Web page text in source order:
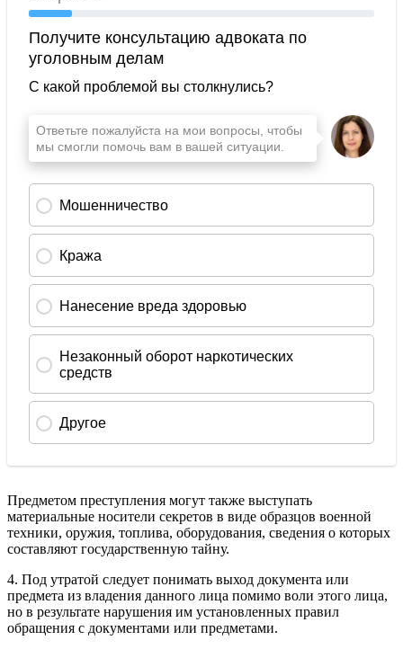
Предметом преступления могут также выступать
материальные носители секретов в виде образцов военной
техники, оружия, топлива, оборудования, сведения о которых
составляют государственную тайну.
4. Под утратой следует понимать выход документа или
предмета из владения данного лица помимо воли этого лица,
но в результате нарушения им установленных правил
обращения с документами или предметами.